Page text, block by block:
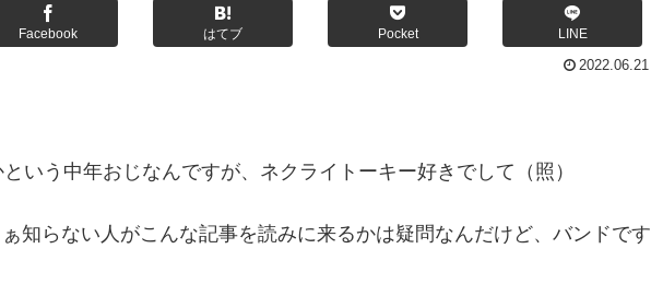
Facebook はてブ Pocket LINE
2022.06.21
いう中年おじなんですが、ネクライトーキー好きでして（照）
知らない人がこんな記事を読みに来るかは疑問なんだけど、バンドです